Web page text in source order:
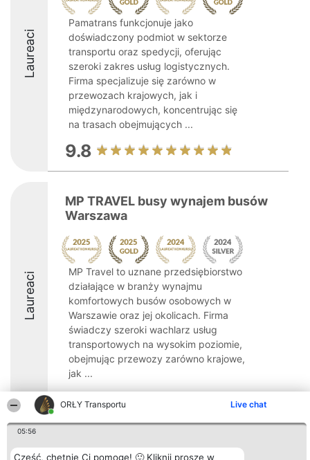
ORŁY Transportu Live chat
05:56
Cześć, chętnie Ci pomogę! 🙂 Kliknij proszę w
Laureaci
Pamatrans funkcjonuje jako
doświadczony podmiot w sektorze
transportu oraz spedycji, oferując
szeroki zakres usług logistycznych.
Firma specjalizuje się zarówno w
przewozach krajowych, jak i
międzynarodowych, koncentrując się
na trasach obejmujących ...
9.8
Laureaci
MP TRAVEL busy wynajem busów
Warszawa
MP Travel to uznane przedsiębiorstwo
działające w branży wynajmu
komfortowych busów osobowych w
Warszawie oraz jej okolicach. Firma
świadczy szeroki wachlarz usług
transportowych na wysokim poziomie,
obejmując przewozy zarówno krajowe,
jak ...
8.9
Organizator plebiscytu
Bright Side Solutions sp. z o.
Plebiscyt
Laureaci
Kontakt
Kontakt